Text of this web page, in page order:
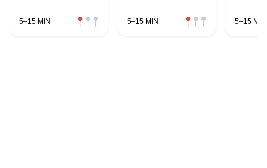
5–15 MIN 5–15 MIN 5–15 MIN